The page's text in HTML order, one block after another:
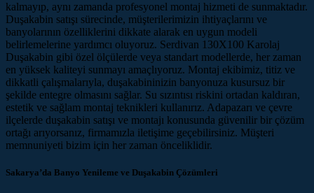
kalmayıp, aynı zamanda profesyonel montaj hizmeti de sunmaktadır.
Duşakabin satışı sürecinde, müşterilerimizin ihtiyaçlarını ve
banyolarının özelliklerini dikkate alarak en uygun modeli
belirlemelerine yardımcı oluyoruz. Serdivan 130X100 Karolaj
Duşakabin gibi özel ölçülerde veya standart modellerde, her zaman
en yüksek kaliteyi sunmayı amaçlıyoruz. Montaj ekibimiz, titiz ve
dikkatli çalışmalarıyla, duşakabininizin banyonuza kusursuz bir
şekilde entegre olmasını sağlar. Su sızıntısı riskini ortadan kaldıran,
estetik ve sağlam montaj teknikleri kullanırız. Adapazarı ve çevre
ilçelerde duşakabin satışı ve montajı konusunda güvenilir bir çözüm
ortağı arıyorsanız, firmamızla iletişime geçebilirsiniz. Müşteri
memnuniyeti bizim için her zaman önceliklidir.
Sakarya’da Banyo Yenileme ve Duşakabin Çözümleri